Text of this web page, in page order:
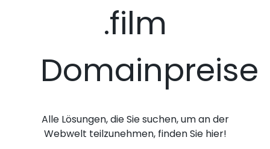
.film
Domainpreise
Alle Lösungen, die Sie suchen, um an der
Webwelt teilzunehmen, finden Sie hier!